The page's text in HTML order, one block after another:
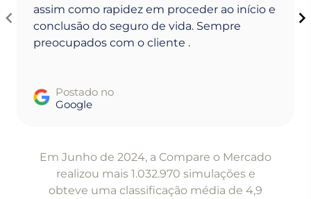
assim como rapidez em proceder ao início e
conclusão do seguro de vida. Sempre
preocupados com o cliente .
Postado no
Google
Em Junho de 2024, a Compare o Mercado
realizou mais 1.032.970 simulações e
obteve uma classificação média de 4,9